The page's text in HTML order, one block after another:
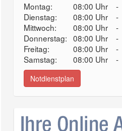
Montag: 08:00 Uhr -
Dienstag:
08:00 Uhr -
Mittwoch:
08:00 Uhr -
Donnerstag: 08:00 Uhr -
Freitag:
08:00 Uhr -
Samstag:
08:00 Uhr -
Notdienstplan